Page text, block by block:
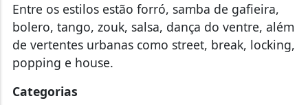
Entre os estilos estão forró, samba de gafieira,
bolero, tango, zouk, salsa, dança do ventre, além
de vertentes urbanas como street, break, locking,
popping e house.
Categorias